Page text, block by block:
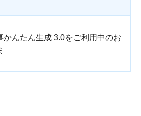
かんたん生成 3.0をご利用中のお